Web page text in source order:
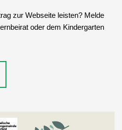
zur Webseite leisten? Melde
oder dem Kindergarten